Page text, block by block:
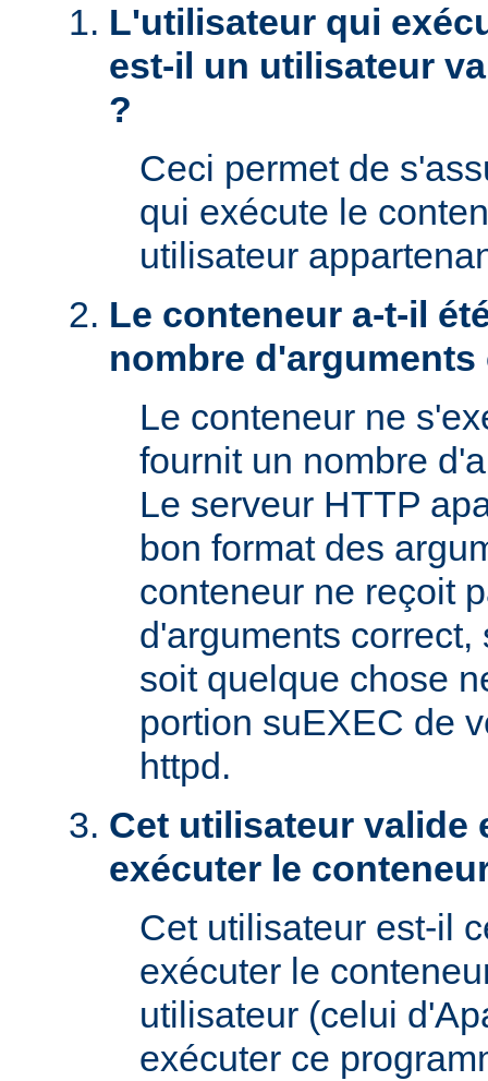
L'utilisateur qui
est-il un utilisateur
?
Ceci permet de
qui exécute le
utilisateur
Le conteneur a-t-il
nombre
Le conteneur ne
fournit un nombre
Le serveur HTTP
bon format des
conteneur ne reçoit
d'arguments
soit quelque chose
portion suEXEC de
httpd.
Cet utilisateur valide
exécuter le
Cet utilisateur est-il
exécuter le
utilisateur (celui
exécuter ce